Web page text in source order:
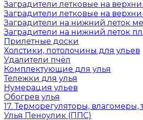
Заградители летковые на
Заградители летковые на
Заградители на нижний леток
Заградители на нижний леток
Прилетные доски
Холстики, потолочины для ульев
Удалители пчёл
Комплектующие для улья
Тележки для улья
Нумерация ульев
Обогрев улья
17. Терморегуляторы, влагомеры,
Улья Пеноулик (ППС)